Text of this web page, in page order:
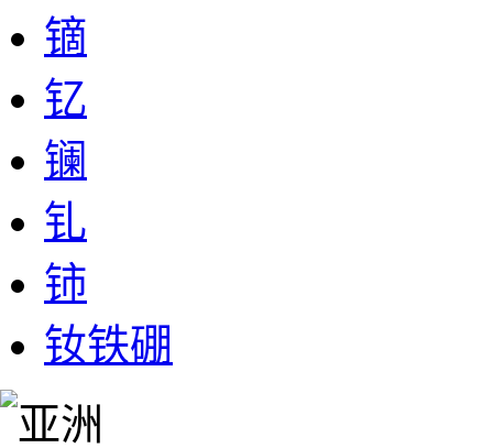
镝
钇
镧
钆
铈
钕铁硼